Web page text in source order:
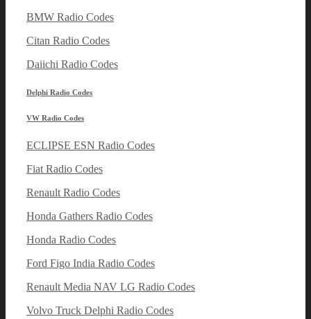
BMW Radio Codes
Citan Radio Codes
Daiichi Radio Codes
Delphi Radio Codes
VW Radio Codes
ECLIPSE ESN Radio Codes
Fiat Radio Codes
Renault Radio Codes
Honda Gathers Radio Codes
Honda Radio Codes
Ford Figo India Radio Codes
Renault Media NAV LG Radio Codes
Volvo Truck Delphi Radio Codes